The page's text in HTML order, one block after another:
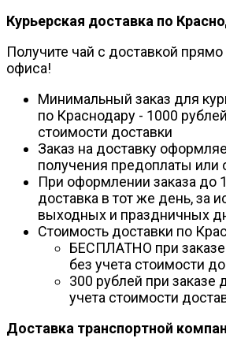
Курьерская доставка по
Получите чай с доставкой
офиса!
Минимальный заказ для
по Краснодару - 1000
стоимости доставки
Заказ на доставку
получения предоплаты или
При оформлении заказа до
доставка в тот же день, за
выходных и праздничных
Стоимость доставки по
БЕСПЛАТНО при заказе
без учета стоимости
300 рублей при заказе
учета стоимости
Доставка транспортной